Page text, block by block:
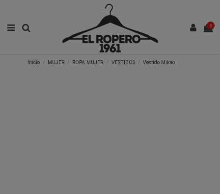
0
Inicio MUJER ROPA MUJER VESTIDOS Vestido Mikao